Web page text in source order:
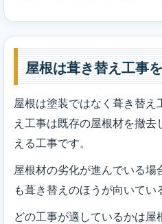
屋根は葺き替え工事
屋根は塗装ではなく葺き替
え工事は既存の屋根材を撤
える工事です。
屋根材の劣化が進んでいる場
も葺き替えのほうが向いてい
どの工事が適しているかは屋